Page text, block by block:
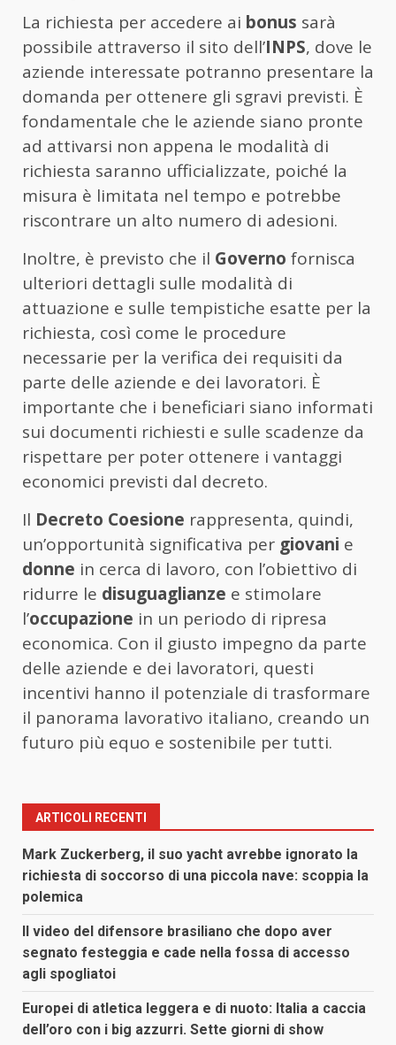
La richiesta per accedere ai bonus sarà
possibile attraverso il sito dell’INPS, dove le
aziende interessate potranno presentare la
domanda per ottenere gli sgravi previsti. È
fondamentale che le aziende siano pronte
ad attivarsi non appena le modalità di
richiesta saranno ufficializzate, poiché la
misura è limitata nel tempo e potrebbe
riscontrare un alto numero di adesioni.
Inoltre, è previsto che il Governo fornisca
ulteriori dettagli sulle modalità di
attuazione e sulle tempistiche esatte per la
richiesta, così come le procedure
necessarie per la verifica dei requisiti da
parte delle aziende e dei lavoratori. È
importante che i beneficiari siano informati
sui documenti richiesti e sulle scadenze da
rispettare per poter ottenere i vantaggi
economici previsti dal decreto.
Il Decreto Coesione rappresenta, quindi,
un’opportunità significativa per giovani e
donne in cerca di lavoro, con l’obiettivo di
ridurre le disuguaglianze e stimolare
l’occupazione in un periodo di ripresa
economica. Con il giusto impegno da parte
delle aziende e dei lavoratori, questi
incentivi hanno il potenziale di trasformare
il panorama lavorativo italiano, creando un
futuro più equo e sostenibile per tutti.
ARTICOLI RECENTI
Mark Zuckerberg, il suo yacht avrebbe ignorato la
richiesta di soccorso di una piccola nave: scoppia la
polemica
Il video del difensore brasiliano che dopo aver
segnato festeggia e cade nella fossa di accesso
agli spogliatoi
Europei di atletica leggera e di nuoto: Italia a caccia
dell’oro con i big azzurri. Sette giorni di show